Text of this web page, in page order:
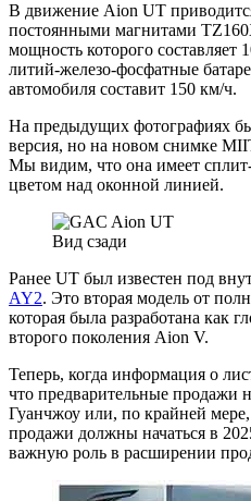
В движение Aion UT
постоянными магнитами
мощность которого составляет
литий-железо-фосфатные
автомобиля составит 150 км/ч.
На предыдущих фотографиях
версия, но на новом снимке
Мы видим, что она имеет
цветом над оконной линией.
Вид сзади
Ранее UT был известен под
AY2. Это вторая модель от
которая была разработана как
второго поколения Aion V.
Теперь, когда информация о
что предварительные продажи
Гуанчжоу или, по крайней
продажи должны начаться в
важную роль в расширении